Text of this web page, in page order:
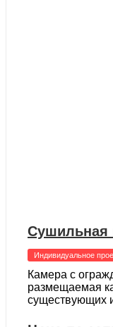
Сушильная
Индивидуальное
Камера с
размещаемая
существующих